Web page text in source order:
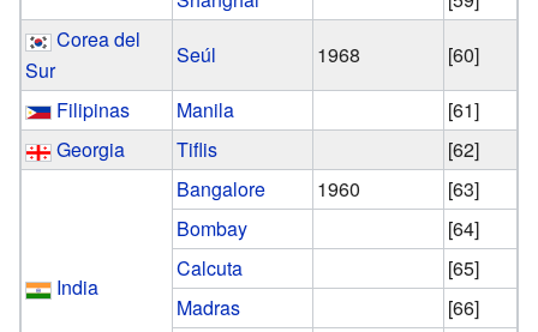
Corea del
Sur
Seúl 1968
[60]
Filipinas
Manila
[61]
Georgia
Tiflis [62]
India
Bangalore 1960
[63]
Bombay
[64]
Calcuta
[65]
Madras
[66]